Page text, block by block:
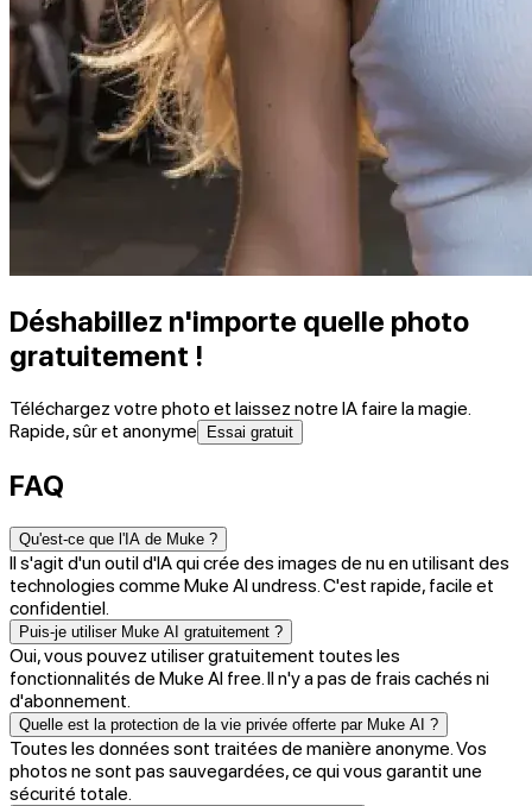
Déshabillez n'importe quelle photo
gratuitement !
Téléchargez votre photo et laissez notre IA faire la magie.
Rapide, sûr et anonyme
Essai gratuit
FAQ
Qu'est-ce que l'IA de Muke ?
Il s'agit d'un outil d'IA qui crée des images de nu en utilisant des
technologies comme Muke AI undress. C'est rapide, facile et
confidentiel.
Puis-je utiliser Muke AI gratuitement ?
Oui, vous pouvez utiliser gratuitement toutes les
fonctionnalités de Muke AI free. Il n'y a pas de frais cachés ni
d'abonnement.
Quelle est la protection de la vie privée offerte par Muke AI ?
Toutes les données sont traitées de manière anonyme. Vos
photos ne sont pas sauvegardées, ce qui vous garantit une
sécurité totale.